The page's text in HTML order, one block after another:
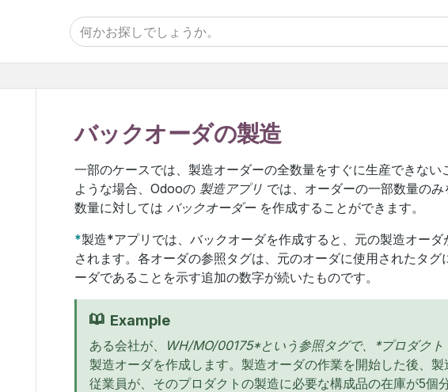
バックオーダの製造
一部のケースでは、製造オーダーの全数量をすぐに生産できない
ような場合、Odooの 製造アプリ では、オーダーの一部数量の
数量に対しては バックオーダーを作成することができます。
*製造*アプリでは、バックオーダを作成すると、元の製造オーダ
されます。各オーダの参照タグは、元のオーダに使用されたタグ
ーダであることを示す追加の数字が続いたものです。
Example
ある会社が、 WH/MO/00175*という参照タグで、*プロダクト
製造オーダを作成します。製造オーダの作業を開始した後、
従業員が、そのプロダクトの製造に必要な構成品の在庫が5個